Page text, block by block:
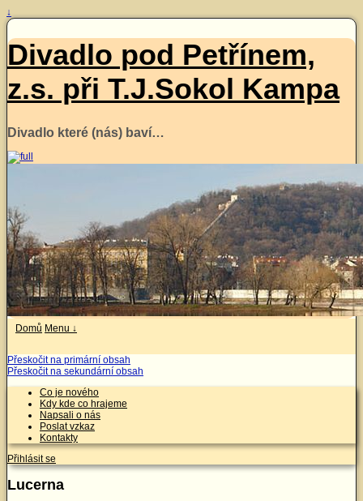
↓
Divadlo pod Petřínem,
z.s. při T.J.Sokol Kampa
Divadlo které (nás) baví…
Domů Menu ↓
Přeskočit na primární obsah
Přeskočit na sekundární obsah
Co je nového
Kdy kde co hrajeme
Napsali o nás
Poslat vzkaz
Kontakty
Přihlásit se
Lucerna